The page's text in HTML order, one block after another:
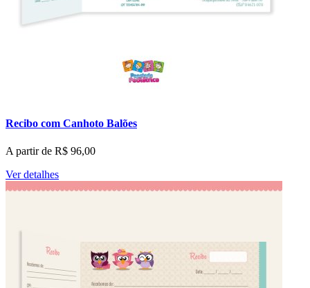
Recibo com Canhoto Balões
A partir de R$ 96,00
Ver detalhes